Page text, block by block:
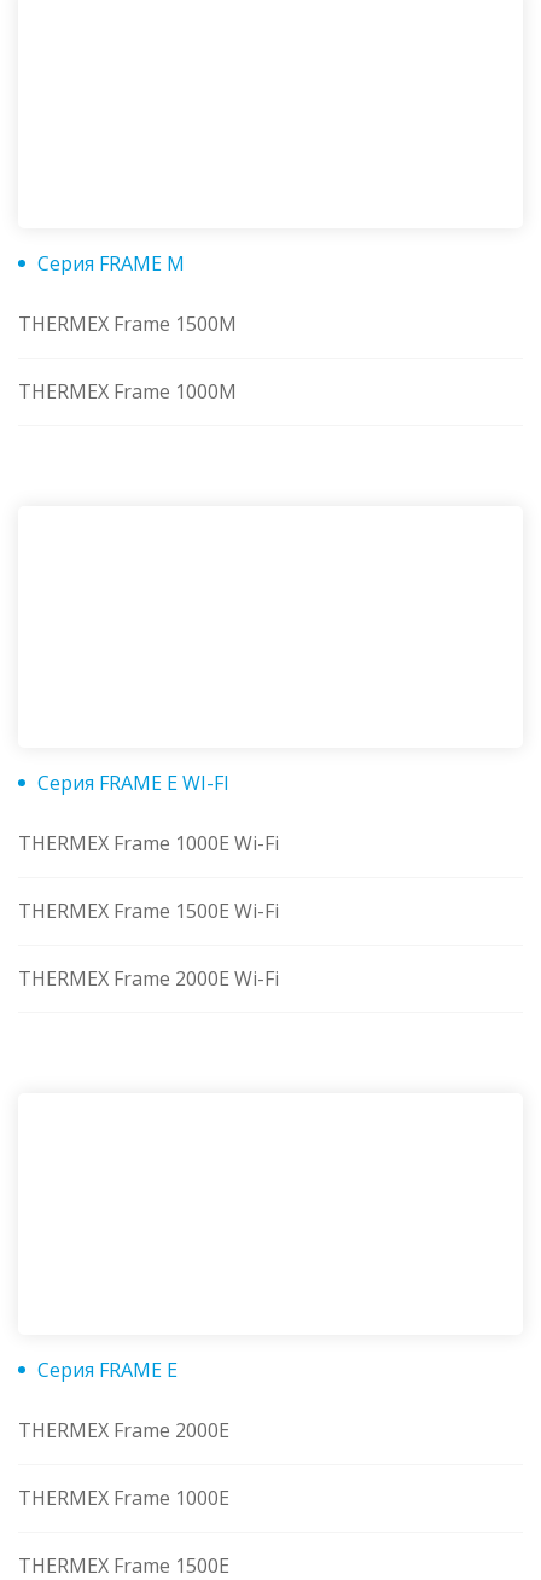
Серия FRAME M
THERMEX Frame 1500M
THERMEX Frame 1000M
Серия FRAME E WI-FI
THERMEX Frame 1000E Wi-Fi
THERMEX Frame 1500E Wi-Fi
THERMEX Frame 2000E Wi-Fi
Серия FRAME E
THERMEX Frame 2000E
THERMEX Frame 1000E
THERMEX Frame 1500E